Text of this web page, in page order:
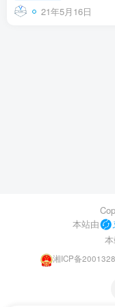
21年5月16日
本站由
湘ICP备